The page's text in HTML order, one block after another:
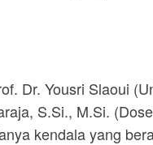
Dr. Yousri Slaoui
S.Si., M.Si.
kendala yang